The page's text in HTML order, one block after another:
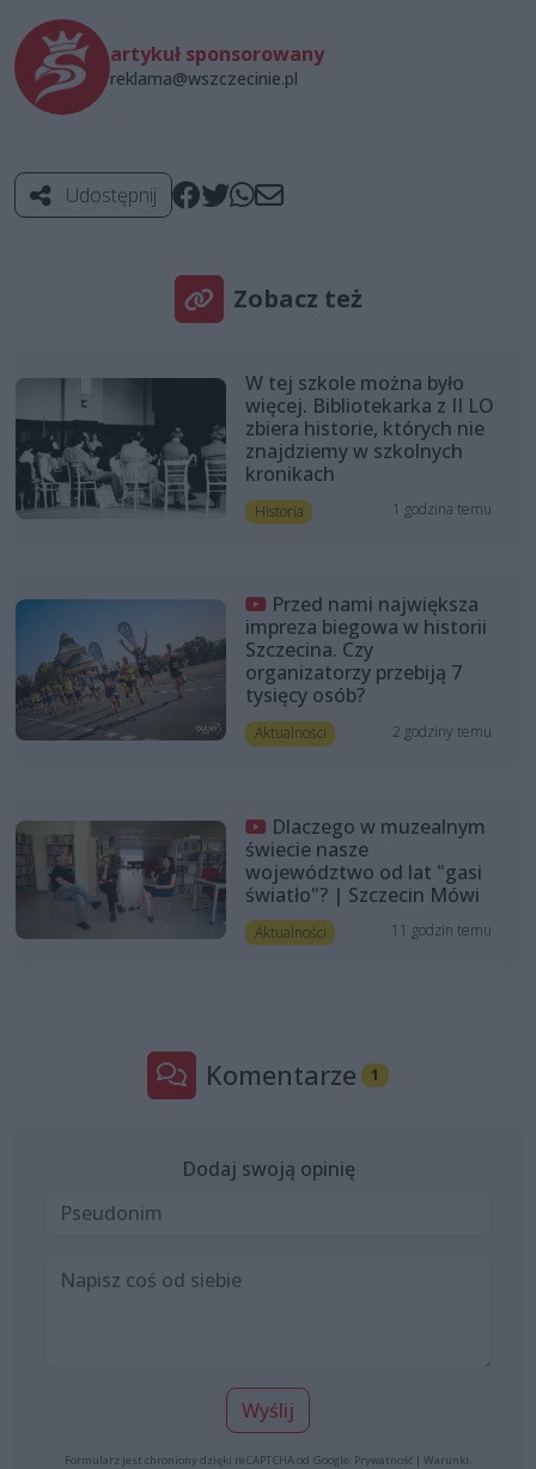
artykuł sponsorowany
reklama@wszczecinie.pl
Udostępnij
Zobacz też
W tej szkole można było
więcej. Bibliotekarka z II LO
zbiera historie, których nie
znajdziemy w szkolnych
kronikach
Historia 1 godzina temu
Przed nami największa
impreza biegowa w historii
Szczecina. Czy
organizatorzy przebiją 7
tysięcy osób?
Aktualności 2 godziny temu
Dlaczego w muzealnym
świecie nasze
województwo od lat "gasi
światło"? | Szczecin Mówi
Aktualności 11 godzin temu
Komentarze 1
Dodaj swoją opinię
Wyślij
Formularz jest chroniony dzięki reCAPTCHA od Google: Prywatność | Warunki